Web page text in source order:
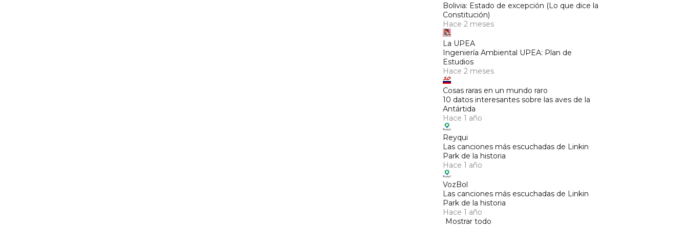
Bolivia: Estado de excepción (Lo que dice la
Constitución)
Hace 2 meses
La UPEA
Ingeniería Ambiental UPEA: Plan de
Estudios
Hace 2 meses
Cosas raras en un mundo raro
10 datos interesantes sobre las aves de la
Antártida
Hace 1 año
Reyqui
Las canciones más escuchadas de Linkin
Park de la historia
Hace 1 año
VozBol
Las canciones más escuchadas de Linkin
Park de la historia
Hace 1 año
Mostrar todo